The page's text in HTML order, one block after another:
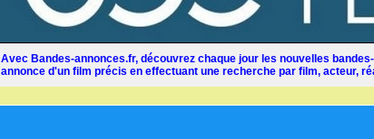
Avec Bandes-annonces.fr, découvrez chaque jour les nouvelles
annonce d'un film précis en effectuant une recherche par film, acteur,